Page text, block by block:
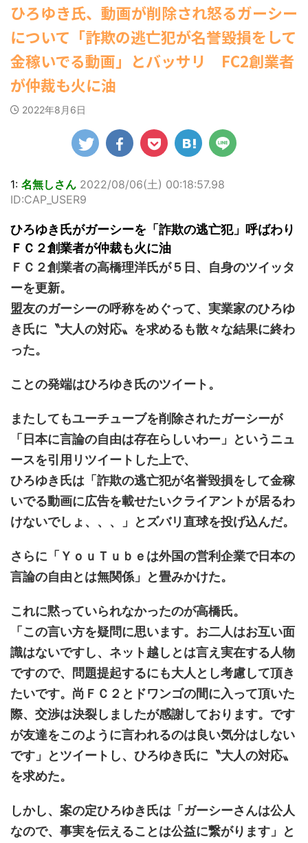
【速報】スプラトゥーン公式、謝
罪 / 気になるニュースまとめアンテナ
(8/28 23:50)
Powered by livedoor 相互
RSS
すなう！ まとめアンテナ (7/30
22:16)
勇気を出して白人美女にチン凸し
たアジア人短小男♂、爆笑されて... /
にゅーすなう！ まとめアンテナ
(7/30 22:06)
Powered by livedoor 相互
RSS
になった
を披露し
「素敵
」 田中さ
花びらの
共に、自
。 黒っぽ
わになっ
引き締ま
など、美
ーです
目はモノ
イト『ヤングアニ
マルWeb』のグラ
ビアに初登場し
ボディを武器に、
グラビア界を席巻
中の本郷。 今回、
トが掲載されてお
り、ボディライン
際立つタイトなセ
クシーニット姿の
キュートなビキ
ニ、迫力バスト目
を引くランジェリ
盛りだくさんの内
容となっている。
http://www.rbbto
da ...
「OS☆K」の南み
ゆかさんが、6月
20日発売のマンガ
ガジン」（講談
今年2月に同誌の表
紙を飾ったことが
話題になり、早く
「異例続きの高校1
を披露した。 ...
ルミラ
部を売
週間
り、「
て8キロ
た）。
ひろゆき氏、動画が削除され怒るガーシー
について「詐欺の逃亡犯が名誉毀損をして
金稼いでる動画」とバッサリ FC2創業者
が仲裁も火に油
2022年8月6日
1: 名無しさん 2022/08/06(土) 00:18:57.98
ID:CAP_USER9
ひろゆき氏がガーシーを「詐欺の逃亡犯」呼ばわり
ＦＣ２創業者が仲裁も火に油
ＦＣ２創業者の高橋理洋氏が５日、自身のツイッタ
ーを更新。
盟友のガーシーの呼称をめぐって、実業家のひろゆ
き氏に〝大人の対応〟を求めるも散々な結果に終わ
った。
ことの発端はひろゆき氏のツイート。
またしてもユーチューブを削除されたガーシーが
「日本に言論の自由は存在らしいわー」というニュ
ースを引用リツイートした上で、
ひろゆき氏は「詐欺の逃亡犯が名誉毀損をして金稼
いでる動画に広告を載せたいクライアントが居るわ
けないでしょ、、、」とズバリ直球を投げ込んだ。
さらに「ＹｏｕＴｕｂｅは外国の営利企業で日本の
言論の自由とは無関係」と畳みかけた。
これに黙っていられなかったのが高橋氏。
「この言い方を疑問に思います。お二人はお互い面
識はないですし、ネット越しとは言え実在する人物
ですので、問題提起するにも大人とし考慮して頂き
たいです。尚ＦＣ２とドワンゴの間に入って頂いた
際、交渉は決裂しましたが感謝しております。です
が友達をこのように言われるのは良い気分はしない
です」とツイートし、ひろゆき氏に〝大人の対応〟
を求めた。
しかし、案の定ひろゆき氏は「ガーシーさんは公人
なので、事実を伝えることは公益に繋がります」と